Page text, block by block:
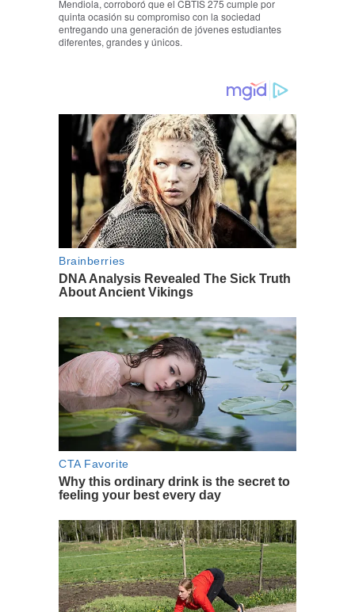
Mendiola, corroboró que el CBTIS 275 cumple por
quinta ocasión su compromiso con la sociedad
entregando una generación de jóvenes estudiantes
diferentes, grandes y únicos.